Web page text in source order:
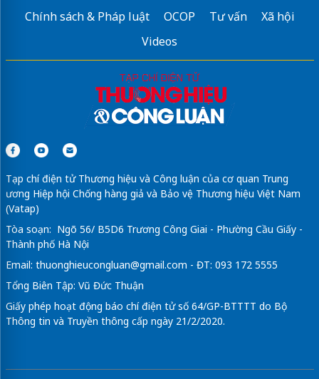
Chính sách & Pháp luật
OCOP Tư vấn
Xã hội
Videos
Tạp chí điện tử Thương hiệu và Công luận của cơ quan Trung
ương Hiệp hội Chống hàng giả và Bảo vệ Thương hiệu Việt Nam
(Vatap)
Tòa soạn: Ngõ 56/ B5D6 Trương Công Giai - Phường Cầu Giấy -
Thành phố Hà Nội
Email: thuonghieucongluan@gmail.com - ĐT: 093 172 5555
Tổng Biên Tập: Vũ Đức Thuận
Giấy phép hoạt động báo chí điện tử số 64/GP-BTTTT do Bộ
Thông tin và Truyền thông cấp ngày 21/2/2020.